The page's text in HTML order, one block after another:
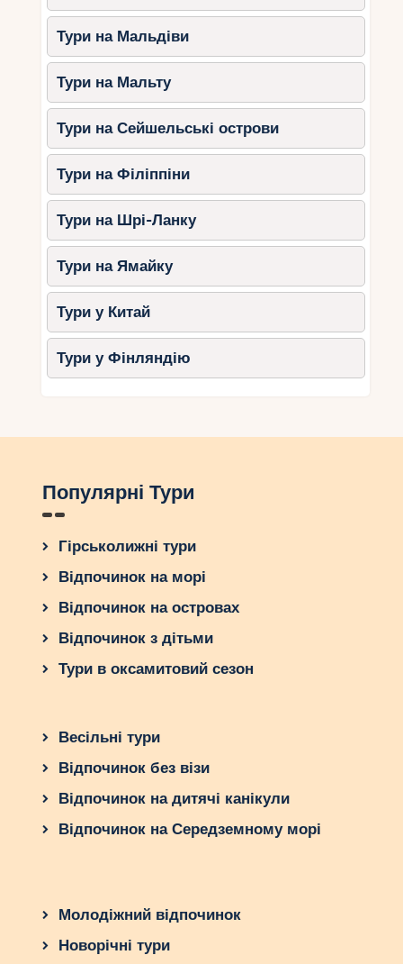
Тури на Мальдіви
Тури на Мальту
Тури на Сейшельські острови
Тури на Філіппіни
Тури на Шрі-Ланку
Тури на Ямайку
Тури у Китай
Тури у Фінляндію
Популярні Тури
Гірськолижні тури
Відпочинок на морі
Відпочинок на островах
Відпочинок з дітьми
Тури в оксамитовий сезон
Весільні тури
Відпочинок без візи
Відпочинок на дитячі канікули
Відпочинок на Середземному морі
Молодіжний відпочинок
Новорічні тури